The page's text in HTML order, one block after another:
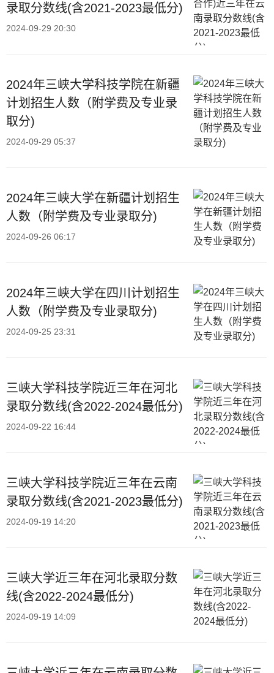
录取分数线(含2021-2023最低分)
2024-09-29 20:30
2024年三峡大学科技学院在新疆
计划招生人数（附学费及专业录
取分)
2024-09-29 05:37
2024年三峡大学在新疆计划招生
人数（附学费及专业录取分)
2024-09-26 06:17
2024年三峡大学在四川计划招生
人数（附学费及专业录取分)
2024-09-25 23:31
三峡大学科技学院近三年在河北
录取分数线(含2022-2024最低分)
2024-09-22 16:44
三峡大学科技学院近三年在云南
录取分数线(含2021-2023最低分)
2024-09-19 14:20
三峡大学近三年在河北录取分数
线(含2022-2024最低分)
2024-09-19 14:09